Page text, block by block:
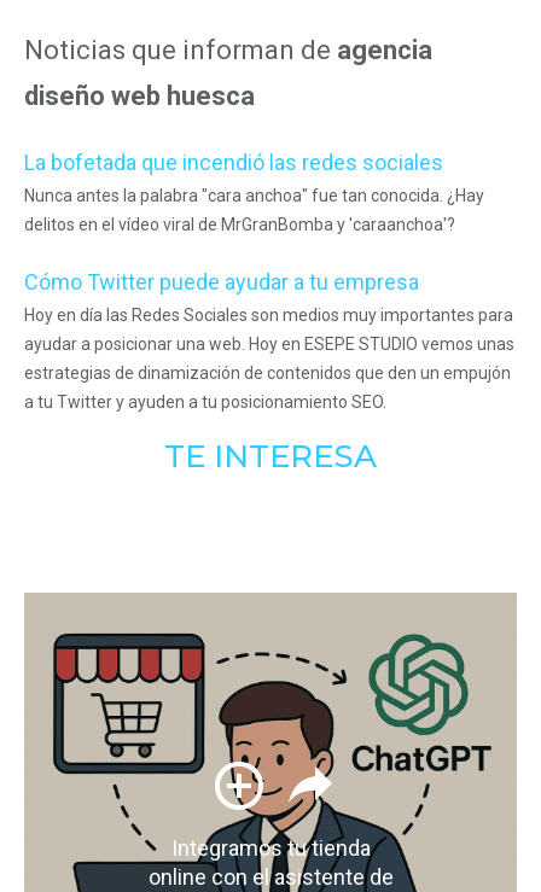
Noticias que informan de agencia
diseño web huesca
La bofetada que incendió las redes sociales
Nunca antes la palabra "cara anchoa" fue tan conocida. ¿Hay
delitos en el vídeo viral de MrGranBomba y 'caraanchoa'?
Cómo Twitter puede ayudar a tu empresa
Hoy en día las Redes Sociales son medios muy importantes para
ayudar a posicionar una web. Hoy en ESEPE STUDIO vemos unas
estrategias de dinamización de contenidos que den un empujón
a tu Twitter y ayuden a tu posicionamiento SEO.
TE INTERESA
Integramos tu tienda
online con el asistente de